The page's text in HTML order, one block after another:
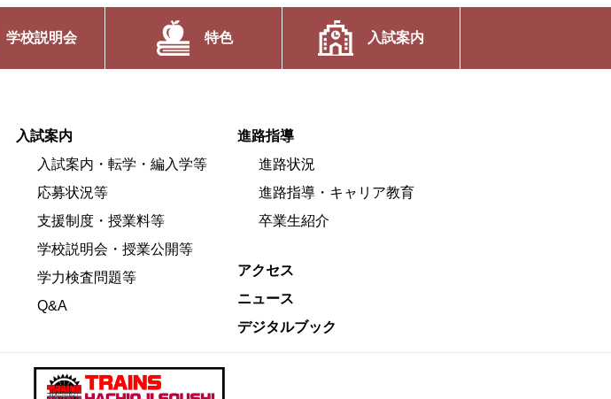
学校説明会 特色 入試案内
入試案内
入試案内・転学・編入学等
応募状況等
支援制度・授業料等
学校説明会・授業公開等
学力検査問題等
Q&A
進路指導
進路状況
進路指導・キャリア教育
卒業生紹介
アクセス
ニュース
デジタルブック